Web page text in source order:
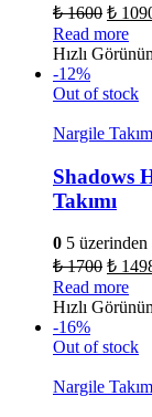
₺1600 ₺
Read more
Hızlı
-12%
Out of stock
Nargile
Shadows
Takımı
0 5 üzerinden
₺1700 ₺
Read more
Hızlı
-16%
Out of stock
Nargile